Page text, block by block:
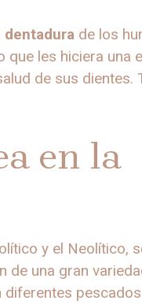
dentadura de los
que les hiciera una
de sus dientes.
en la
y el Neolítico,
de una gran